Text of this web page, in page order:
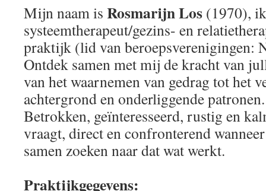
Mijn naam is Rosmarijn Los (1970),
systeemtherapeut/gezins- en
praktijk (lid van beroepsverenigingen:
Ontdek samen met mij de kracht van
van het waarnemen van gedrag tot het
achtergrond en onderliggende
Betrokken, geïnteresseerd, rustig en
vraagt, direct en confronterend
samen zoeken naar dat wat werkt.
Praktijkgegevens: